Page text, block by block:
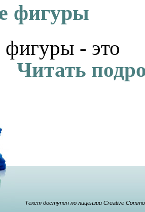
фигуры
фигуры - это
Читать
Текст доступен по лицензии Creative